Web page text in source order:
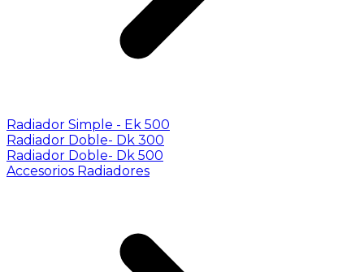
Radiador Simple - Ek 500
Radiador Doble- Dk 300
Radiador Doble- Dk 500
Accesorios Radiadores